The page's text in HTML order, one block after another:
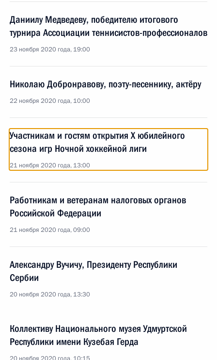
Даниилу Медведеву, победителю итогового
турнира Ассоциации теннисистов-профессионалов
23 ноября 2020 года, 19:00
Николаю Добронравову, поэту-песеннику, актёру
22 ноября 2020 года, 10:00
Участникам и гостям открытия X юбилейного
сезона игр Ночной хоккейной лиги
21 ноября 2020 года, 13:00
Работникам и ветеранам налоговых органов
Российской Федерации
21 ноября 2020 года, 09:00
Александру Вучичу, Президенту Республики
Сербии
20 ноября 2020 года, 13:30
Коллективу Национального музея Удмуртской
Республики имени Кузебая Герда